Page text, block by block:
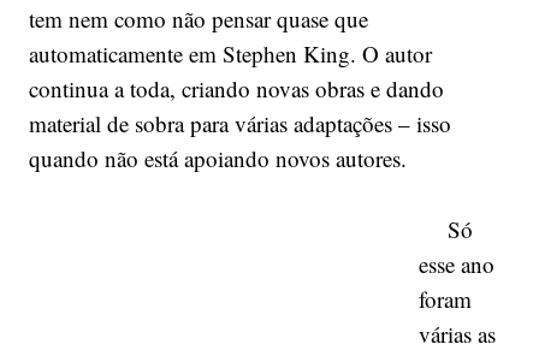
tem nem como não pensar quase que
automaticamente em Stephen King. O autor
continua a toda, criando novas obras e dando
material de sobra para várias adaptações – isso
quando não está apoiando novos autores.
Só
esse ano
foram
várias as